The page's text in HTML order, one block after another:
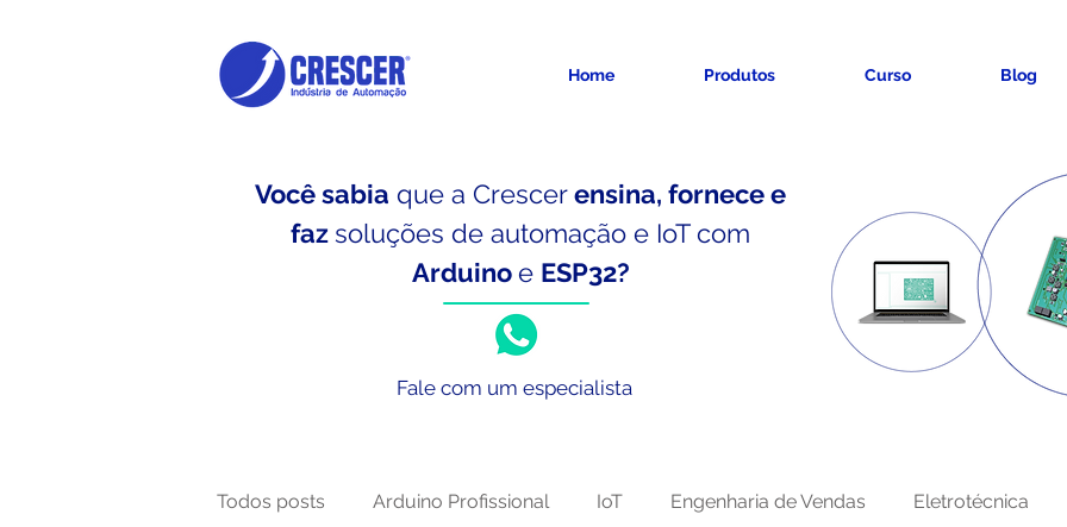
Home Produtos Curso Blog
Você sabia que a Crescerensina, fornece e
fazsoluções de automação e IoTcom
Arduinoe ESP32?
Fale com um especialista
Todos posts Arduino Profissional IoT Engenharia de Vendas Eletrotécnica